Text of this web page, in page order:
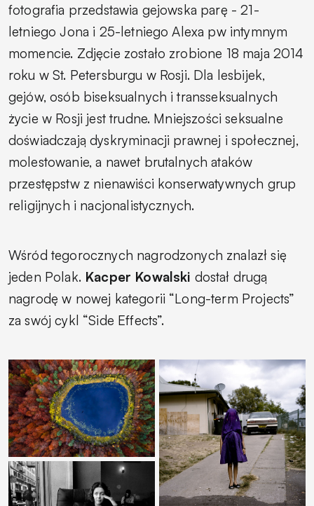
fotografia przedstawia gejowska parę - 21-
letniego Jona i 25-letniego Alexa pw intymnym
momencie. Zdjęcie zostało zrobione 18 maja 2014
roku w St. Petersburgu w Rosji. Dla lesbijek,
gejów, osób biseksualnych i transseksualnych
życie w Rosji jest trudne. Mniejszości seksualne
doświadczają dyskryminacji prawnej i społecznej,
molestowanie, a nawet brutalnych ataków
przestępstw z nienawiści konserwatywnych grup
religijnych i nacjonalistycznych.
Wśród tegorocznych nagrodzonych znalazł się
jeden Polak. Kacper Kowalski dostał drugą
nagrodę w nowej kategorii “Long-term Projects”
za swój cykl “Side Effects”.